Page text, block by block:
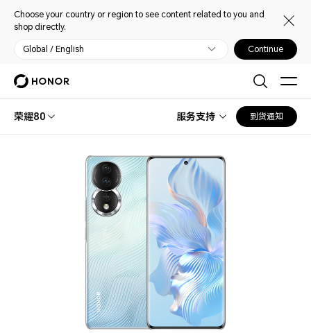
Choose your country or region to see content related to you and
shop directly.
Global / English Continue
荣耀80 服务支持 到货通知